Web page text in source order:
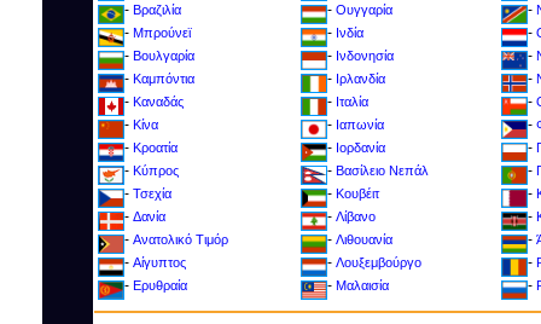
- Βραζιλία
- Μπρούνεϊ
- Βουλγαρία
- Καμπόντια
- Καναδάς
- Κίνα
- Κροατία
- Kύπρος
- Τσεχία
- Δανία
- Ανατολικό Τιμόρ
- Αίγυπτος
- Ερυθραία
- Ουγγαρία
- Ινδία
- Ινδονησία
- Ιρλανδία
- Ιταλία
- Ιαπωνία
- Ιορδανία
- Βασίλειο Νεπάλ
- Κουβέιτ
- Λίβανο
- Λιθουανία
- Λουξεμβούργο
- Μαλαισία
-
-
-
-
-
-
-
-
-
-
-
-
-